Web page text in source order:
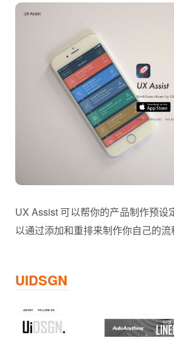
UX Assist 可以帮你的产品制作预设
以通过添加和重排来制作你自己的流
UIDSGN